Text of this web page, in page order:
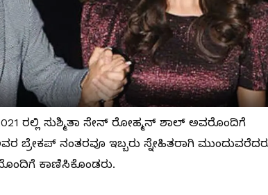
ರಲ್ಲಿ ಸುಶ್ಮಿತಾ ಸೇನ್‌ ರೋಹ್ಮನ್ ಶಾಲ್‌ ಅವರೊಂದಿಗೆ
ನಂತರವೂ ಇಬ್ಬರು ಸ್ನೇಹಿತರಾಗಿ
ಕಾಣಿಸಿಕೊಂಡರು.